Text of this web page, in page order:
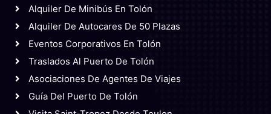
Alquiler De Minibús En Tolón
Alquiler De Autocares De 50 Plazas
Eventos Corporativos En Tolón
Traslados Al Puerto De Tolón
Asociaciones De Agentes De Viajes
Guía Del Puerto De Tolón